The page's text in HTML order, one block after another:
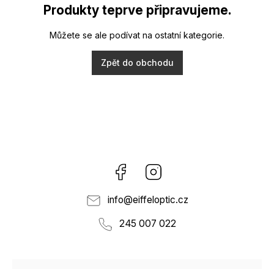
Produkty teprve připravujeme.
Můžete se ale podívat na ostatní kategorie.
Zpět do obchodu
Facebook
info@eiffeloptic.cz
245 007 022